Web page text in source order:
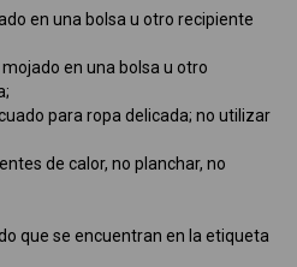
en una bolsa u otro recipiente
en una bolsa u otro
para ropa delicada; no utilizar
de calor, no planchar, no
que se encuentran en la etiqueta